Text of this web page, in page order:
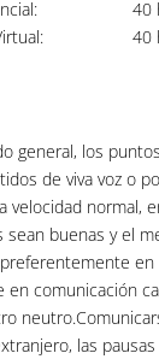
40
40
general, los
de viva voz o
velocidad normal,
sean buenas y el
en comunicación
las